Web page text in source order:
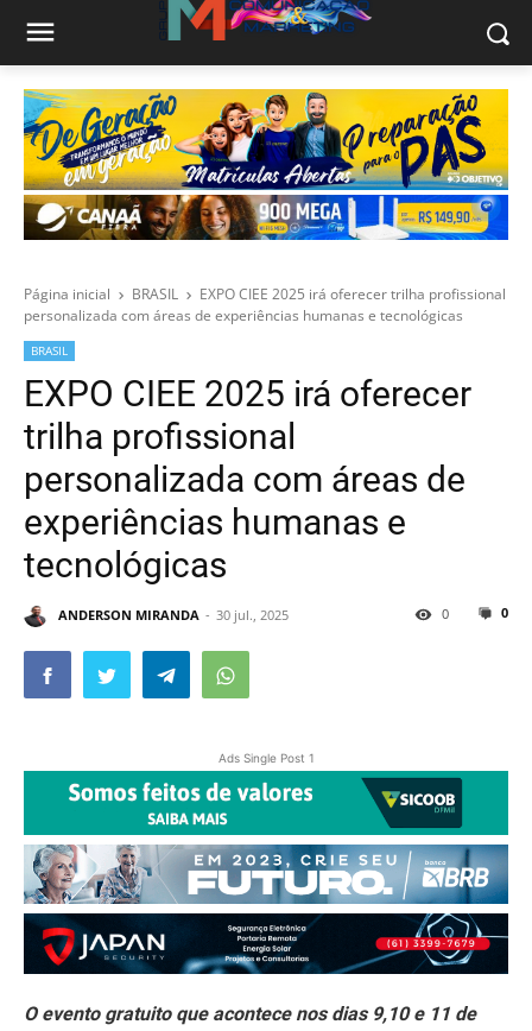
Página inicial BRASIL
EXPO CIEE 2025 irá oferecer trilha profissional
personalizada com áreas de experiências humanas e tecnológicas
BRASIL
EXPO CIEE 2025 irá oferecer
trilha profissional
personalizada com áreas de
experiências humanas e
tecnológicas
ANDERSON MIRANDA 30 jul., 2025 0
0
Ads Single Post 1
O evento gratuito que acontece nos dias 9,10 e 11 de